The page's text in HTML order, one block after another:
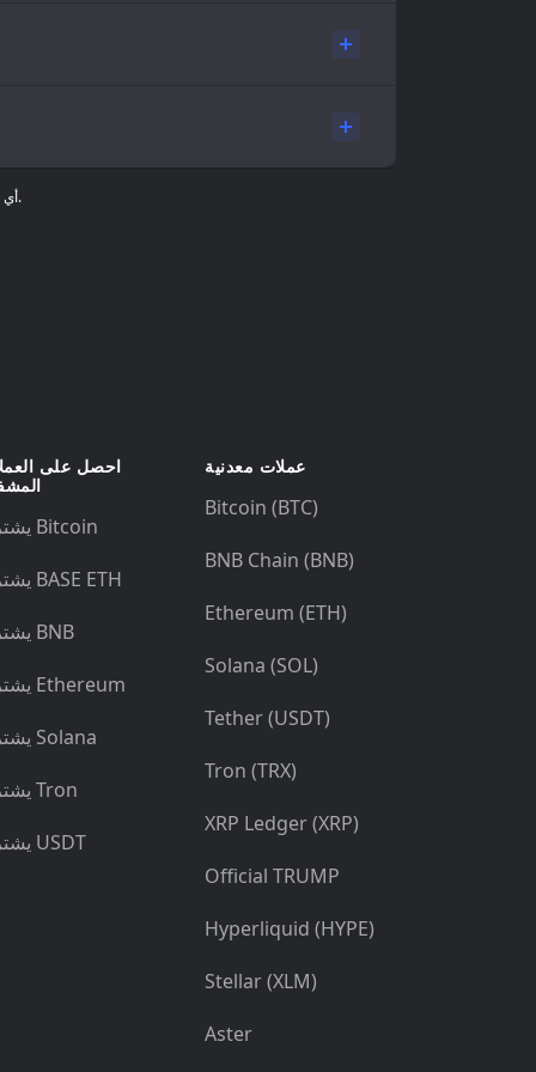
تُقدَّم معلومات الأسعار لأغراض إعلامية فقط، ولا تُعدّ نصيحة مالية. بيانات السوق مُقدَّمة من جهات خارجية، ولا تُقدِّم Gem Wallet أي ضمانات بشأن دقة هذه المعلومات.
احصل على
يشتري Bitcoin
يشتري BASE ETH
يشتري BNB
يشتري Ethereum
يشتري Solana
يشتري Tron
يشتري USDT
عملات معدنية
Bitcoin (BTC)
BNB Chain (BNB)
Ethereum (ETH)
Solana (SOL)
Tether (USDT)
Tron (TRX)
XRP Ledger (XRP)
Official TRUMP
Hyperliquid (HYPE)
Stellar (XLM)
Aster